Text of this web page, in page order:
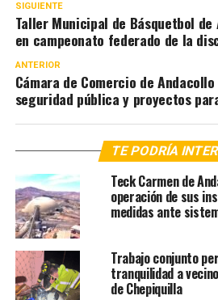
SIGUIENTE
Taller Municipal de Básquetbol
en campeonato federado de la
ANTERIOR
Cámara de Comercio de
seguridad pública y proyectos
TE PODRÍA
Teck Carmen de
operación de sus
medidas ante
Trabajo conjunto
tranquilidad a
de Chepiquilla